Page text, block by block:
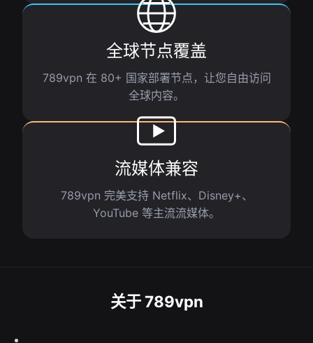
全球节点覆盖
789vpn 在 80+ 国家部署节点，让您自由访问
全球内容。
流媒体兼容
789vpn 完美支持 Netflix、Disney+、
YouTube 等主流流媒体。
关于 789vpn